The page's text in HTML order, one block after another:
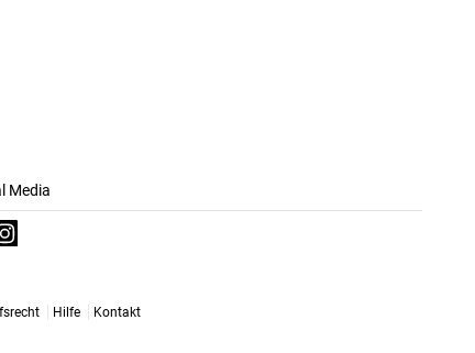
Media
Hilfe
Kontakt